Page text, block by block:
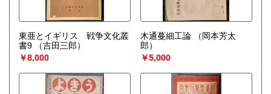
東亜とイギリス 戦争文化叢
書9
（吉田三郎）
￥8,000
木通蔓細工論
（岡本芳太
郎）
￥5,000